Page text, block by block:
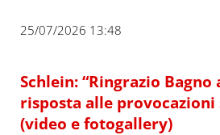
25/07/2026 13:48
Schlein: “Ringrazio
risposta alle provocazioni
(video e fotogallery)